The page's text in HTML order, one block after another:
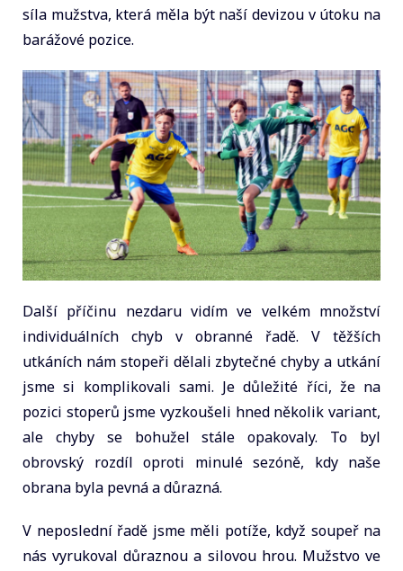
síla mužstva, která měla být naší devizou v útoku na
barážové pozice.
Další příčinu nezdaru vidím ve velkém množství
individuálních chyb v obranné řadě. V těžších
utkáních nám stopeři dělali zbytečné chyby a utkání
jsme si komplikovali sami. Je důležité říci, že na
pozici stoperů jsme vyzkoušeli hned několik variant,
ale chyby se bohužel stále opakovaly. To byl
obrovský rozdíl oproti minulé sezóně, kdy naše
obrana byla pevná a důrazná.
V neposlední řadě jsme měli potíže, když soupeř na
nás vyrukoval důraznou a silovou hrou. Mužstvo ve